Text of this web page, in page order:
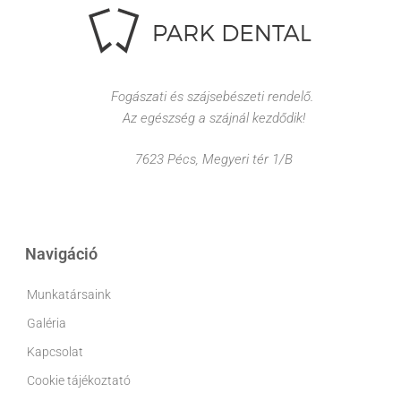
Fogászati és szájsebészeti rendelő.
Az egészség a szájnál kezdődik!
7623 Pécs, Megyeri tér 1/B
Navigáció
Munkatársaink
Galéria
Kapcsolat
Cookie tájékoztató